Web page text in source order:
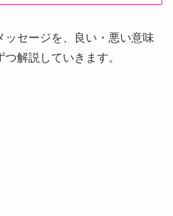
ッセージを、良い・悪い意味
解説していきます。